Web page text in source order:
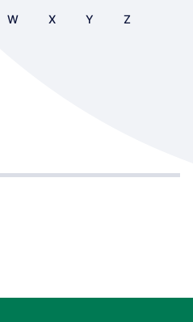
W X Y Z